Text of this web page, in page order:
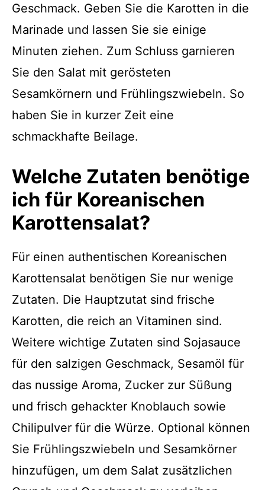
Geschmack. Geben Sie die Karotten in die
Marinade und lassen Sie sie einige
Minuten ziehen. Zum Schluss garnieren
Sie den Salat mit gerösteten
Sesamkörnern und Frühlingszwiebeln. So
haben Sie in kurzer Zeit eine
schmackhafte Beilage.
Welche Zutaten benötige
ich für Koreanischen
Karottensalat?
Für einen authentischen Koreanischen
Karottensalat benötigen Sie nur wenige
Zutaten. Die Hauptzutat sind frische
Karotten, die reich an Vitaminen sind.
Weitere wichtige Zutaten sind Sojasauce
für den salzigen Geschmack, Sesamöl für
das nussige Aroma, Zucker zur Süßung
und frisch gehackter Knoblauch sowie
Chilipulver für die Würze. Optional können
Sie Frühlingszwiebeln und Sesamkörner
hinzufügen, um dem Salat zusätzlichen